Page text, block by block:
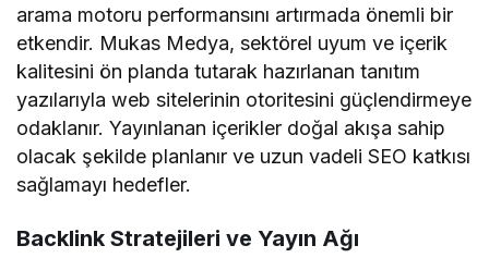
arama motoru performansını artırmada önemli bir
etkendir. Mukas Medya, sektörel uyum ve içerik
kalitesini ön planda tutarak hazırlanan tanıtım
yazılarıyla web sitelerinin otoritesini güçlendirmeye
odaklanır. Yayınlanan içerikler doğal akışa sahip
olacak şekilde planlanır ve uzun vadeli SEO katkısı
sağlamayı hedefler.
Backlink Stratejileri ve Yayın Ağı